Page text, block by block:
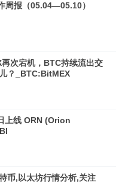
周报（05.04—05.10）
次宕机，BTC持续流出交
？_BTC:BitMEX
上线 ORN (Orion
币,以太坊行情分析,关注